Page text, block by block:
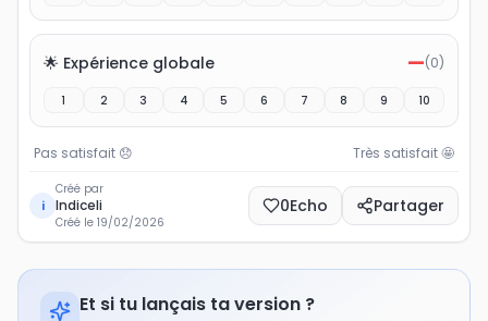
🌟 Expérience globale —(0)
1 2 3 4 5 6 7 8 9 10
Pas satisfait 😞 Très satisfait🤩
i
Créé par
Indiceli
Créé le 19/02/2026
0Echo Partager
Et si tu lançais ta version ?